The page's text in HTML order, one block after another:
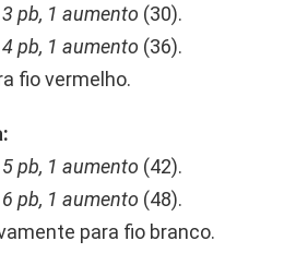
3 pb, 1 aumento (30).
4 pb, 1 aumento (36).
fio vermelho.
5 pb, 1 aumento (42).
6 pb, 1 aumento (48).
para fio branco.